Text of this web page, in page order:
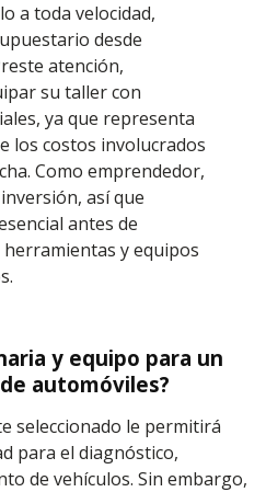
a toda velocidad,
desde
atención,
su taller con
ya que representa
los costos involucrados
Como emprendedor,
así que
antes de
y equipos
y equipo para un
automóviles?
seleccionado le permitirá
para el diagnóstico,
de vehículos. Sin embargo,